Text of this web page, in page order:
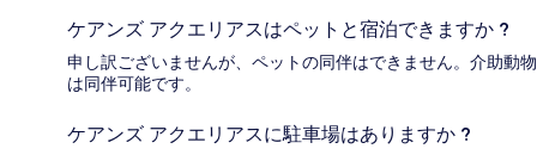
ケアンズ アクエリアスはペットと宿泊できますか ?
申し訳ございませんが、ペットの同伴はできません。介助動物
は同伴可能です。
ケアンズ アクエリアスに駐車場はありますか ?